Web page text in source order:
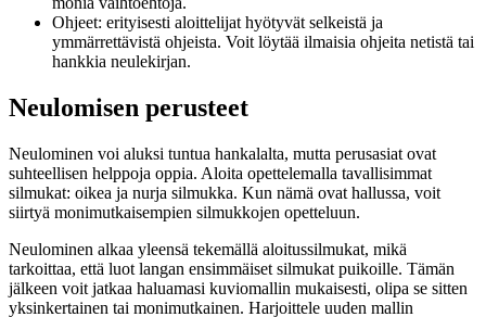
Ohjeet: erityisesti aloittelijat hyötyvät selkeistä ja
ymmärrettävistä ohjeista. Voit löytää ilmaisia ohjeita netistä tai
hankkia neulekirjan.
Neulomisen perusteet
Neulominen voi aluksi tuntua hankalalta, mutta perusasiat ovat
suhteellisen helppoja oppia. Aloita opettelemalla tavallisimmat
silmukat: oikea ja nurja silmukka. Kun nämä ovat hallussa, voit
siirtyä monimutkaisempien silmukkojen opetteluun.
Neulominen alkaa yleensä tekemällä aloitussilmukat, mikä
tarkoittaa, että luot langan ensimmäiset silmukat puikoille. Tämän
jälkeen voit jatkaa haluamasi kuviomallin mukaisesti, olipa se sitten
yksinkertainen tai monimutkainen. Harjoittele uuden mallin